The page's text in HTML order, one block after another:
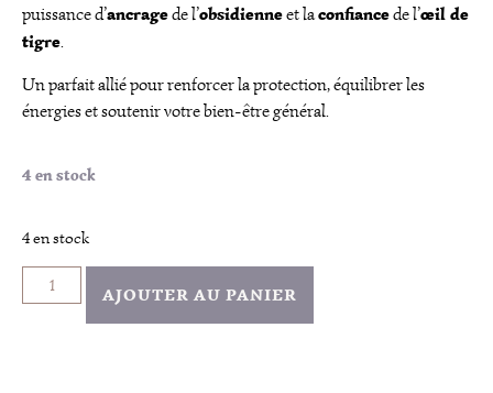
puissance d’ancragede l’obsidienneet laconfiancede l’œil de
tigre.
Un parfait allié pour renforcer la protection, équilibrer les
énergies et soutenir votre bien-être général.
4 en stock
4 en stock
AJOUTER AU PANIER